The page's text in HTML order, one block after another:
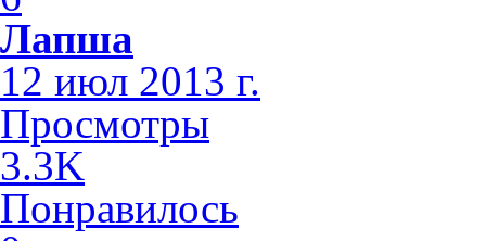
Лапша
12 июл 2013 г.
Просмотры
3.3K
Понравилось